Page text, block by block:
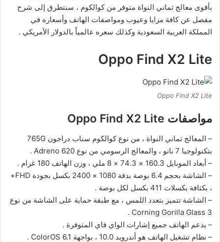
بأقوى معالج ثماني النواة متوفر من كوالكوم ، سنتطرق إلى شرح
مفصل عن كافة مزايا وعيوب ومواصفات الهاتف وأسعاره في
المملكة العربية السعودية وكذلك سعره عالمياً بالدولار الأمريكي .
Oppo Find X2 Lite
Oppo Find X2 Lite
مواصفات Oppo Find X2 Lite
– المعالج ثماني النواة ، من نوع كوالكوم سناب دراجون 765G
بتكنولوجيا 7 نانو ، والمعالج الرسومي من نوع Adreno 620 .
– أبعاد الموبايل 160.3 × 74.3 × 8 ملي ، وزن الهاتف 180 غرام .
– الشاشة بحجم 6.4 بوصة بدقة 1080 × 2400 بكسل بجودة FHD+
، بكثافة بكسلات 411 بكسل لكل بوصة .
– الشاشة تتميز بتعدد اللمس ، مع طبقة حماية على الشاشة من نوع
Corning Gorilla Glass 3 .
– يدعم الهاتف جميع إشارات الواي فاي المتوفرة .
– نظام تشغيل الهاتف هو أندرويد 10.0 ، بواجهة ColorOS 6.1 .